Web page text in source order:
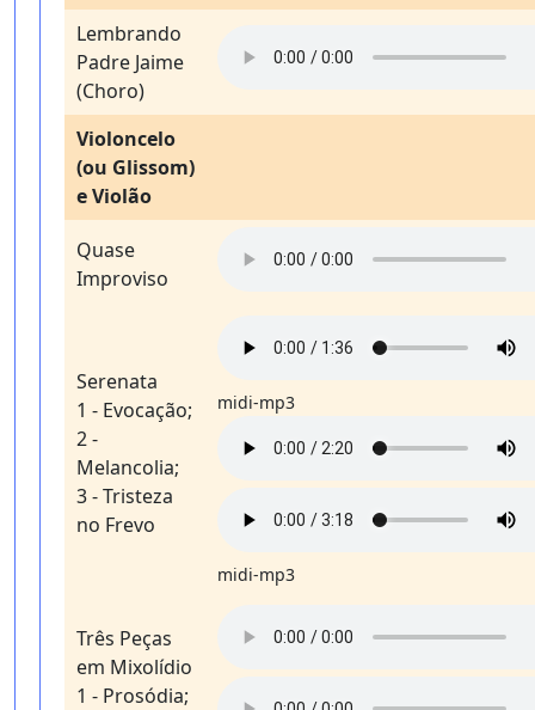
Lembrando
Padre Jaime
(Choro)
Violoncelo
(ou Glissom)
e Violão
Quase
Improviso
Serenata
1 - Evocação;
2 -
Melancolia;
3 - Tristeza
no Frevo
midi-mp3
midi-mp3
Três Peças
em Mixolídio
1 - Prosódia;